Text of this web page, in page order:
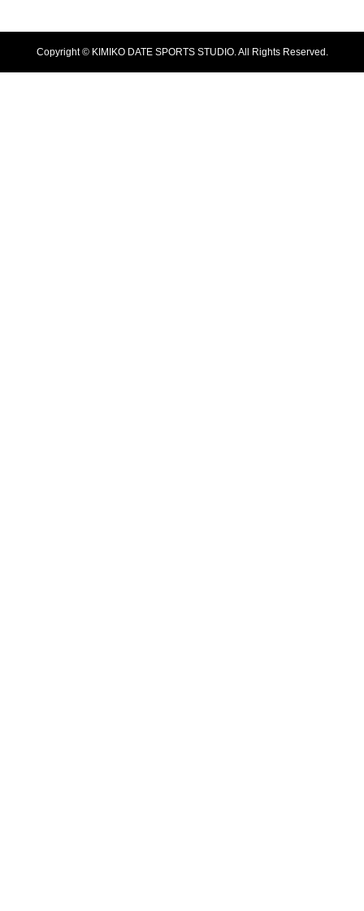
Copyright ©KIMIKO DATE SPORTS STUDIO. All Rights Reserved.